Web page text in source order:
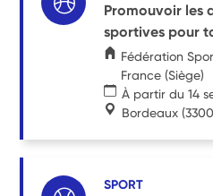
Promouvoir les
sportives pour
Fédération
France (Siège)
À partir du 14
Bordeaux
SPORT